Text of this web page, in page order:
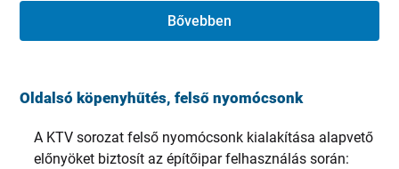
Bővebben
Oldalsó köpenyhűtés, felső nyomócsonk
A KTV sorozat felső nyomócsonk kialakítása alapvető
előnyöket biztosít az építőipar felhasználás során: